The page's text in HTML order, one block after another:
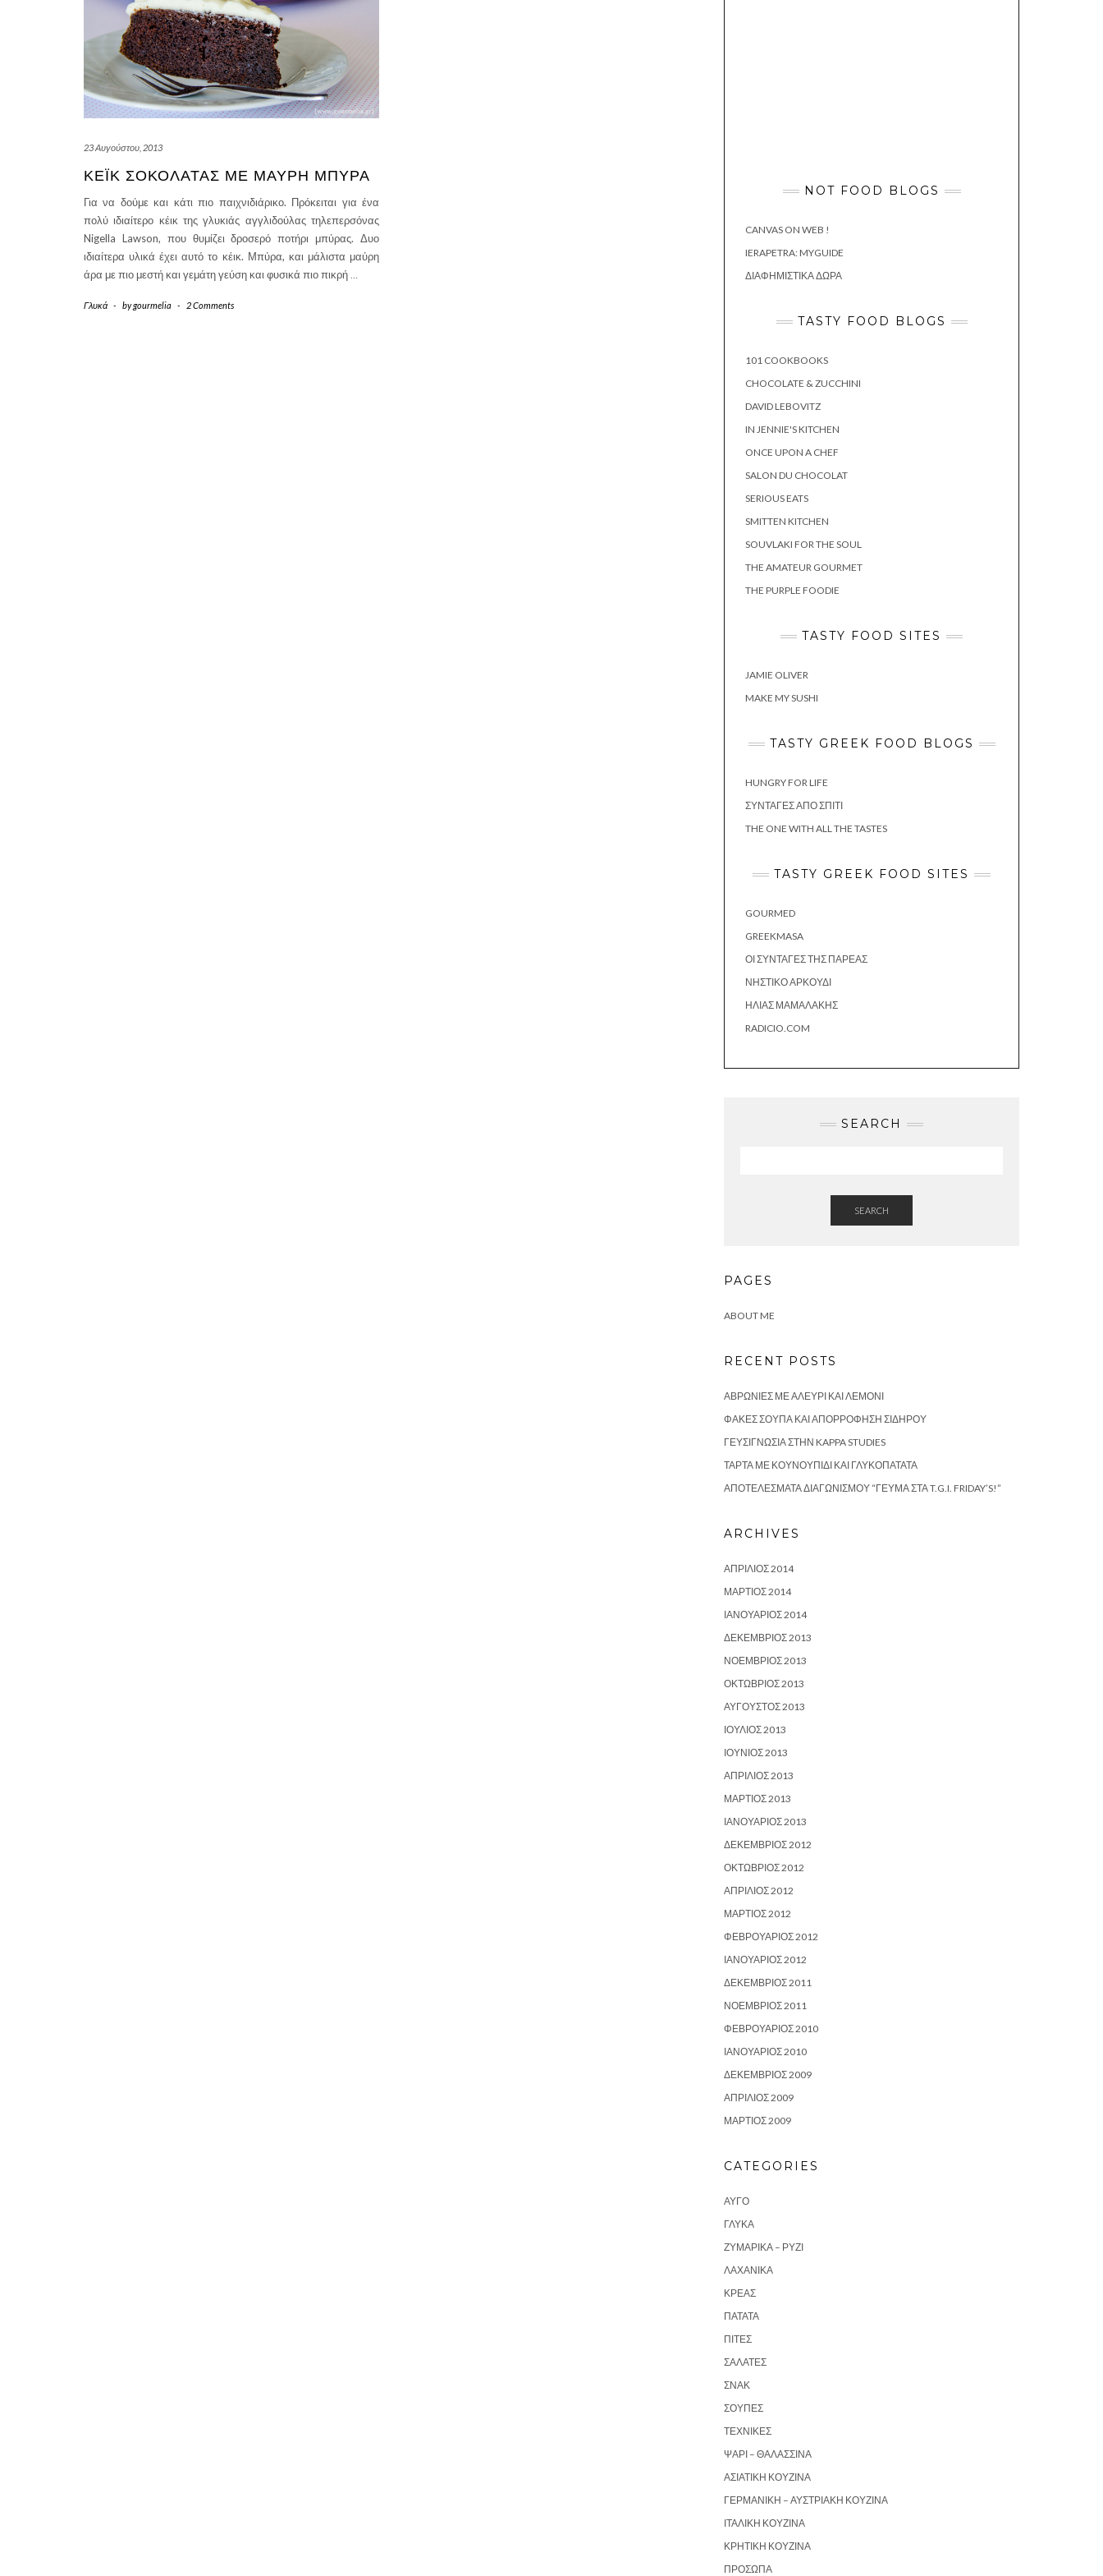
23 Αυγούστου, 2013
ΚΈΙΚ ΣΟΚΟΛΆΤΑΣ ΜΕ ΜΑΎΡΗ ΜΠΎΡΑ
Για να δούμε και κάτι πιο παιχνιδιάρικο. Πρόκειται για ένα
πολύ ιδιαίτερο κέικ της γλυκιάς αγγλιδούλας τηλεπερσόνας
Nigella Lawson, που θυμίζει δροσερό ποτήρι μπύρας. Δυο
ιδιαίτερα υλικά έχει αυτό το κέικ. Μπύρα, και μάλιστα μαύρη
άρα με πιο μεστή και γεμάτη γεύση και φυσικά πιο πικρή …
Γλυκά - bygourmelia - 2 Comments
NOT FOOD BLOGS
CANVAS ON WEB !
IERAPETRA: MYGUIDE
ΔΙΑΦΗΜΙΣΤΙΚΆ ΔΏΡΑ
TASTY FOOD BLOGS
101 COOKBOOKS
CHOCOLATE & ZUCCHINI
DAVID LEBOVITZ
IN JENNIE'S KITCHEN
ONCE UPON A CHEF
SALON DU CHOCOLAT
SERIOUS EATS
SMITTEN KITCHEN
SOUVLAKI FOR THE SOUL
THE AMATEUR GOURMET
THE PURPLE FOODIE
TASTY FOOD SITES
JAMIE OLIVER
MAKE MY SUSHI
TASTY GREEK FOOD BLOGS
HUNGRY FOR LIFE
ΣΥΝΤΑΓΈΣ ΑΠΌ ΣΠΊΤΙ
THE ONE WITH ALL THE TASTES
TASTY GREEK FOOD SITES
GOURMED
GREEKMASA
ΟΙ ΣΥΝΤΑΓΈΣ ΤΗΣ ΠΑΡΈΑΣ
ΝΗΣΤΙΚΌ ΑΡΚΟΎΔΙ
ΗΛΊΑΣ ΜΑΜΑΛΆΚΗΣ
RADICIO.COM
SEARCH
SEARCH
PAGES
ABOUT ME
RECENT POSTS
ΑΒΡΩΝΙΈΣ ΜΕ ΑΛΕΎΡΙ ΚΑΙ ΛΕΜΌΝΙ
ΦΑΚΈΣ ΣΟΎΠΑ ΚΑΙ ΑΠΟΡΡΌΦΗΣΗ ΣΙΔΉΡΟΥ
ΓΕΥΣΙΓΝΩΣΊΑ ΣΤΗΝ KAPPA STUDIES
ΤΆΡΤΑ ΜΕ ΚΟΥΝΟΥΠΊΔΙ ΚΑΙ ΓΛΥΚΟΠΑΤΆΤΑ
ΑΠΟΤΕΛΈΣΜΑΤΑ ΔΙΑΓΩΝΙΣΜΟΎ “ΓΕΎΜΑ ΣΤΑ T.G.I. FRIDAY’S!”
ARCHIVES
ΑΠΡΊΛΙΟΣ 2014
ΜΆΡΤΙΟΣ 2014
ΙΑΝΟΥΆΡΙΟΣ 2014
ΔΕΚΈΜΒΡΙΟΣ 2013
ΝΟΈΜΒΡΙΟΣ 2013
ΟΚΤΏΒΡΙΟΣ 2013
ΑΎΓΟΥΣΤΟΣ 2013
ΙΟΎΛΙΟΣ 2013
ΙΟΎΝΙΟΣ 2013
ΑΠΡΊΛΙΟΣ 2013
ΜΆΡΤΙΟΣ 2013
ΙΑΝΟΥΆΡΙΟΣ 2013
ΔΕΚΈΜΒΡΙΟΣ 2012
ΟΚΤΏΒΡΙΟΣ 2012
ΑΠΡΊΛΙΟΣ 2012
ΜΆΡΤΙΟΣ 2012
ΦΕΒΡΟΥΆΡΙΟΣ 2012
ΙΑΝΟΥΆΡΙΟΣ 2012
ΔΕΚΈΜΒΡΙΟΣ 2011
ΝΟΈΜΒΡΙΟΣ 2011
ΦΕΒΡΟΥΆΡΙΟΣ 2010
ΙΑΝΟΥΆΡΙΟΣ 2010
ΔΕΚΈΜΒΡΙΟΣ 2009
ΑΠΡΊΛΙΟΣ 2009
ΜΆΡΤΙΟΣ 2009
CATEGORIES
ΑΥΓΌ
ΓΛΥΚΆ
ΖΥΜΑΡΙΚΆ – ΡΎΖΙ
ΛΑΧΑΝΙΚΆ
ΚΡΈΑΣ
ΠΑΤΆΤΑ
ΠΊΤΕΣ
ΣΑΛΆΤΕΣ
ΣΝΑΚ
ΣΟΎΠΕΣ
ΤΕΧΝΙΚΈΣ
ΨΆΡΙ – ΘΑΛΑΣΣΙΝΆ
ΑΣΙΑΤΙΚΉ ΚΟΥΖΊΝΑ
ΓΕΡΜΑΝΙΚΉ – ΑΥΣΤΡΙΑΚΉ ΚΟΥΖΊΝΑ
ΙΤΑΛΙΚΉ ΚΟΥΖΊΝΑ
ΚΡΗΤΙΚΉ ΚΟΥΖΊΝΑ
ΠΡΌΣΩΠΑ